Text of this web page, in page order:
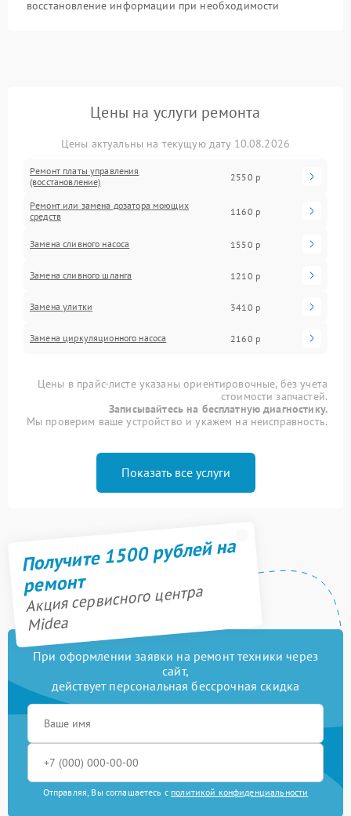
восстановление информации при необходимости
Цены на услуги ремонта
Цены актуальны на текущую дату 10.08.2026
Ремонт платы управления
(восстановление)
2550 р
Ремонт или замена дозатора моющих
средств
1160 р
Замена сливного насоса 1550 р
Замена сливного шланга 1210 р
Замена улитки 3410 р
Замена циркуляционного насоса 2160 р
Цены в прайс-листе указаны ориентировочные, без учета
стоимости запчастей.
Записывайтесь на бесплатную диагностику.
Мы проверим ваше устройство и укажем на неисправность.
Показать все услуги
Получите 1500 рублей на
ремонт
Акция сервисного центра
Midea
При оформлении заявки на ремонт техники через
сайт,
действует персональная бессрочная скидка
Отправляя, Вы соглашаетесь с политикой конфиденциальности